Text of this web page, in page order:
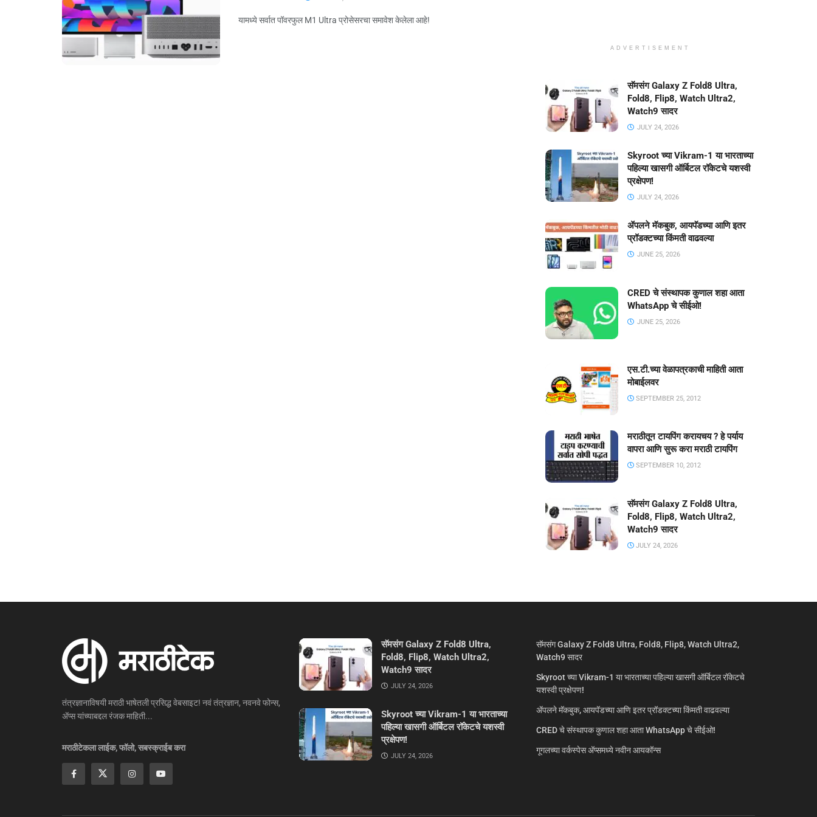
यामध्ये सर्वात पॉवरफुल M1 Ultra प्रोसेसरचा समावेश केलेला आहे!
ADVERTISEMENT
सॅमसंग Galaxy Z Fold8 Ultra,
Fold8, Flip8, Watch Ultra2,
Watch9 सादर
JULY 24, 2026
Skyroot च्या Vikram-1 या भारताच्या
पहिल्या खासगी ऑर्बिटल रॉकेटचे यशस्वी
प्रक्षेपण!
JULY 24, 2026
ॲपलने मॅकबुक, आयपॅडच्या आणि इतर
प्रॉडक्टच्या किंमती वाढवल्या
JUNE 25, 2026
CRED चे संस्थापक कुणाल शहा आता
WhatsApp चे सीईओ!
JUNE 25, 2026
एस.टी.च्या वेळापत्रकाची माहिती आता
मोबाईलवर
SEPTEMBER 25, 2012
मराठीतून टायपिंग करायचय ? हे पर्याय
वापरा आणि सुरू करा मराठी टायपिंग
SEPTEMBER 10, 2012
सॅमसंग Galaxy Z Fold8 Ultra,
Fold8, Flip8, Watch Ultra2,
Watch9 सादर
JULY 24, 2026
तंत्रज्ञानाविषयी मराठी भाषेतली प्रसिद्ध वेबसाइट! नवं तंत्रज्ञान, नवनवे फोन्स,
ॲप्स यांच्याबद्दल रंजक माहिती...
मराठीटेकला लाईक, फॉलो, सबस्क्राईब करा
सॅमसंग Galaxy Z Fold8 Ultra,
Fold8, Flip8, Watch Ultra2,
Watch9 सादर
JULY 24, 2026
Skyroot च्या Vikram-1 या भारताच्या
पहिल्या खासगी ऑर्बिटल रॉकेटचे यशस्वी
प्रक्षेपण!
JULY 24, 2026
सॅमसंग Galaxy Z Fold8 Ultra, Fold8, Flip8, Watch Ultra2,
Watch9 सादर
Skyroot च्या Vikram-1 या भारताच्या पहिल्या खासगी ऑर्बिटल रॉकेटचे
यशस्वी प्रक्षेपण!
ॲपलने मॅकबुक, आयपॅडच्या आणि इतर प्रॉडक्टच्या किंमती वाढवल्या
CRED चे संस्थापक कुणाल शहा आता WhatsApp चे सीईओ!
गूगलच्या वर्कस्पेस अ‍ॅप्समध्ये नवीन आयकॉन्स